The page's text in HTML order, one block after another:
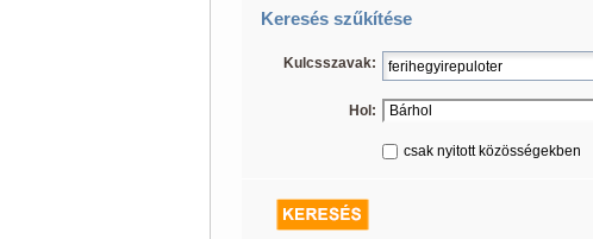
Keresés szűkítése
Kulcsszavak:
Hol:
csak nyitott közösségekben